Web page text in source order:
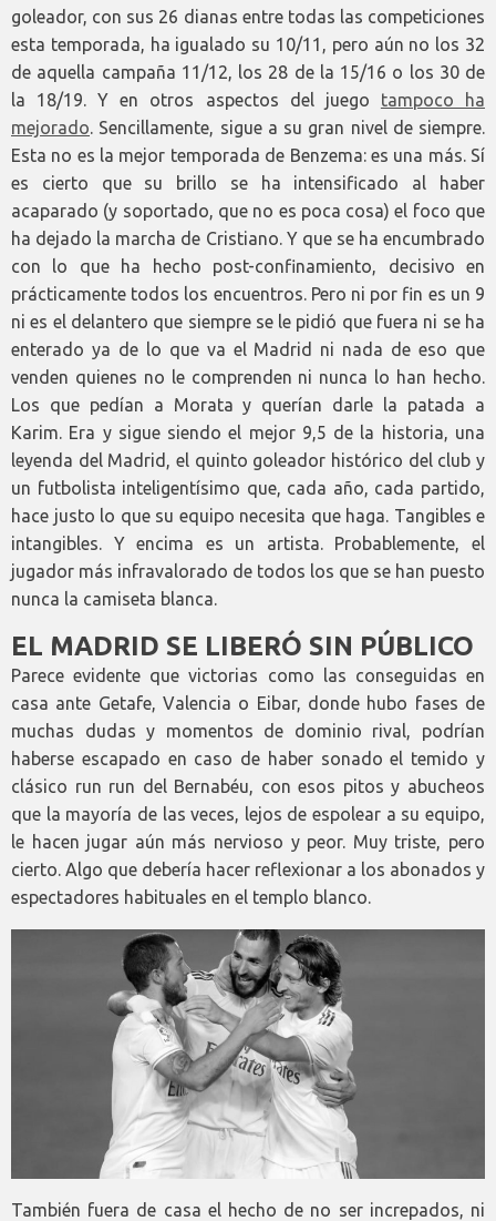
goleador, con sus 26 dianas entre todas las competiciones
esta temporada, ha igualado su 10/11, pero aún no los 32
de aquella campaña 11/12, los 28 de la 15/16 o los 30 de
la 18/19. Y en otros aspectos del juego tampoco ha
mejorado. Sencillamente, sigue a su gran nivel de siempre.
Esta no es la mejor temporada de Benzema: es una más. Sí
es cierto que su brillo se ha intensificado al haber
acaparado (y soportado, que no es poca cosa) el foco que
ha dejado la marcha de Cristiano. Y que se ha encumbrado
con lo que ha hecho post-confinamiento, decisivo en
prácticamente todos los encuentros. Pero ni por fin es un 9
ni es el delantero que siempre se le pidió que fuera ni se ha
enterado ya de lo que va el Madrid ni nada de eso que
venden quienes no le comprenden ni nunca lo han hecho.
Los que pedían a Morata y querían darle la patada a
Karim. Era y sigue siendo el mejor 9,5 de la historia, una
leyenda del Madrid, el quinto goleador histórico del club y
un futbolista inteligentísimo que, cada año, cada partido,
hace justo lo que su equipo necesita que haga. Tangibles e
intangibles. Y encima es un artista. Probablemente, el
jugador más infravalorado de todos los que se han puesto
nunca la camiseta blanca.
EL MADRID SE LIBERÓ SIN PÚBLICO
Parece evidente que victorias como las conseguidas en
casa ante Getafe, Valencia o Eibar, donde hubo fases de
muchas dudas y momentos de dominio rival, podrían
haberse escapado en caso de haber sonado el temido y
clásico run run del Bernabéu, con esos pitos y abucheos
que la mayoría de las veces, lejos de espolear a su equipo,
le hacen jugar aún más nervioso y peor. Muy triste, pero
cierto. Algo que debería hacer reflexionar a los abonados y
espectadores habituales en el templo blanco.
También fuera de casa el hecho de no ser increpados, ni